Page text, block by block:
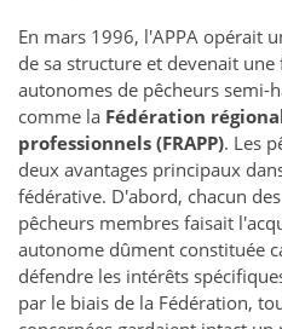
En mars 1996, l'APPA opérait
de sa structure et devenait
autonomes de pêcheurs semi-
comme la Fédération
professionnels (FRAPP). Les
deux avantages principaux
fédérative. D'abord, chacun
pêcheurs membres faisait
autonome dûment constituée
défendre les intérêts
par le biais de la Fédération,